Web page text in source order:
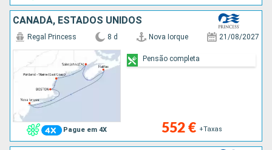
CANADÁ, ESTADOS UNIDOS
Pague em 4X
Regal Princess 8 d Nova Iorque 21/08/2027
552 € +Taxas
Pensão completa